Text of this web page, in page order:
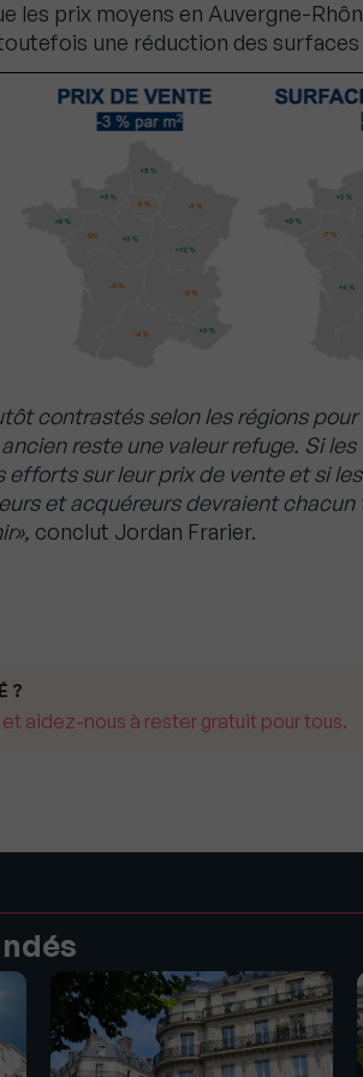
les prix moyens en Auvergne-
une réduction des surfaces
contrastés selon les régions
reste une valeur refuge. Si
sur leur prix de vente et si
et acquéreurs devraient chacun
conclut Jordan Frarier.
?
aidez-nous à rester gratuit pour tous.